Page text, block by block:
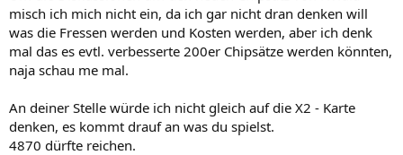
misch ich mich nicht ein, da ich gar nicht dran denken will
was die Fressen werden und Kosten werden, aber ich denk
mal das es evtl. verbesserte 200er Chipsätze werden könnten,
naja schau me mal.
An deiner Stelle würde ich nicht gleich auf die X2 - Karte
denken, es kommt drauf an was du spielst.
4870 dürfte reichen.